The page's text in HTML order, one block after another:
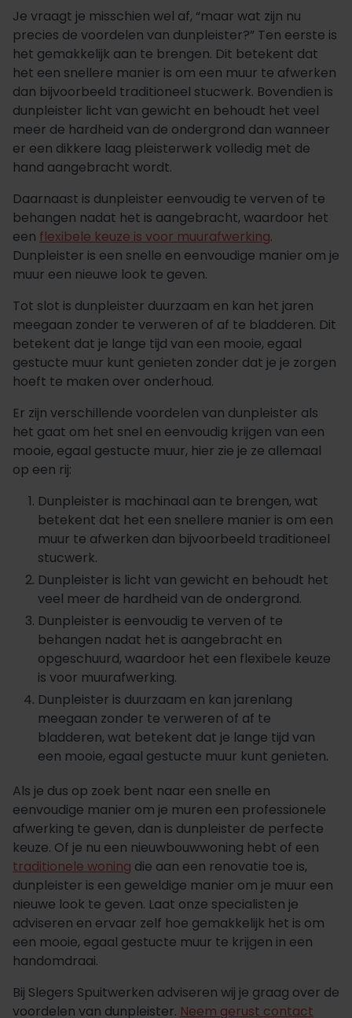
Je vraagt je misschien wel af, “maar wat zijn nu
precies de voordelen van dunpleister?” Ten eerste is
het gemakkelijk aan te brengen. Dit betekent dat
het een snellere manier is om een muur te afwerken
dan bijvoorbeeld traditioneel stucwerk. Bovendien is
dunpleister licht van gewicht en behoudt het veel
meer de hardheid van de ondergrond dan wanneer
er een dikkere laag pleisterwerk volledig met de
hand aangebracht wordt.
Daarnaast is dunpleister eenvoudig te verven of te
behangen nadat het is aangebracht, waardoor het
een flexibele keuze is voor muurafwerking.
Dunpleister is een snelle en eenvoudige manier om je
muur een nieuwe look te geven.
Tot slot is dunpleister duurzaam en kan het jaren
meegaan zonder te verweren of af te bladderen. Dit
betekent dat je lange tijd van een mooie, egaal
gestucte muur kunt genieten zonder dat je je zorgen
hoeft te maken over onderhoud.
Er zijn verschillende voordelen van dunpleister als
het gaat om het snel en eenvoudig krijgen van een
mooie, egaal gestucte muur, hier zie je ze allemaal
op een rij:
Dunpleister is machinaal aan te brengen, wat
betekent dat het een snellere manier is om een
muur te afwerken dan bijvoorbeeld traditioneel
stucwerk.
Dunpleister is licht van gewicht en behoudt het
veel meer de hardheid van de ondergrond.
Dunpleister is eenvoudig te verven of te
behangen nadat het is aangebracht en
opgeschuurd, waardoor het een flexibele keuze
is voor muurafwerking.
Dunpleister is duurzaam en kan jarenlang
meegaan zonder te verweren of af te
bladderen, wat betekent dat je lange tijd van
een mooie, egaal gestucte muur kunt genieten.
Als je dus op zoek bent naar een snelle en
eenvoudige manier om je muren een professionele
afwerking te geven, dan is dunpleister de perfecte
keuze. Of je nu een nieuwbouwwoning hebt of een
traditionele woning die aan een renovatie toe is,
dunpleister is een geweldige manier om je muur een
nieuwe look te geven. Laat onze specialisten je
adviseren en ervaar zelf hoe gemakkelijk het is om
een mooie, egaal gestucte muur te krijgen in een
handomdraai.
Bij Slegers Spuitwerken adviseren wij je graag over de
voordelen van dunpleister. Neem gerust contact